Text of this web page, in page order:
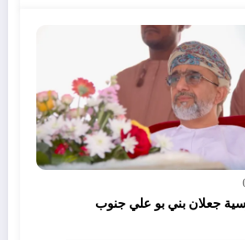
جعلان بني بو علي جنوب